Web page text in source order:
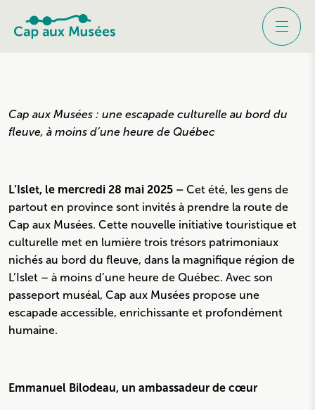
Cap aux Musées : une escapade culturelle au bord du
fleuve, à moins d’une heure de Québec
L’Islet, le mercredi 28 mai 2025 – Cet été, les gens de
partout en province sont invités à prendre la route de
Cap aux Musées. Cette nouvelle initiative touristique et
culturelle met en lumière trois trésors patrimoniaux
nichés au bord du fleuve, dans la magnifique région de
L’Islet – à moins d’une heure de Québec. Avec son
passeport muséal, Cap aux Musées propose une
escapade accessible, enrichissante et profondément
humaine.
Emmanuel Bilodeau, un ambassadeur de cœur